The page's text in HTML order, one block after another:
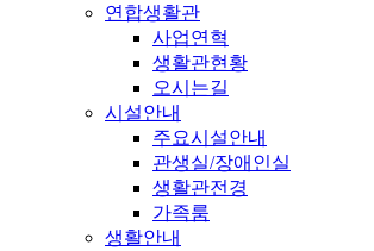
연합생활관
사업연혁
생활관현황
오시는길
시설안내
주요시설안내
관생실/장애인실
생활관전경
가족룸
생활안내